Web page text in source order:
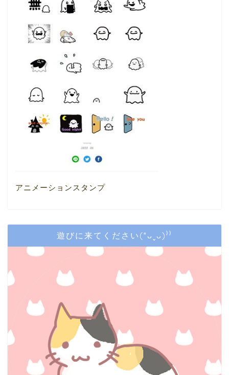
アニメーションスタンプ
遊びに来てください(*ᴗˬᴗ)⁾⁾